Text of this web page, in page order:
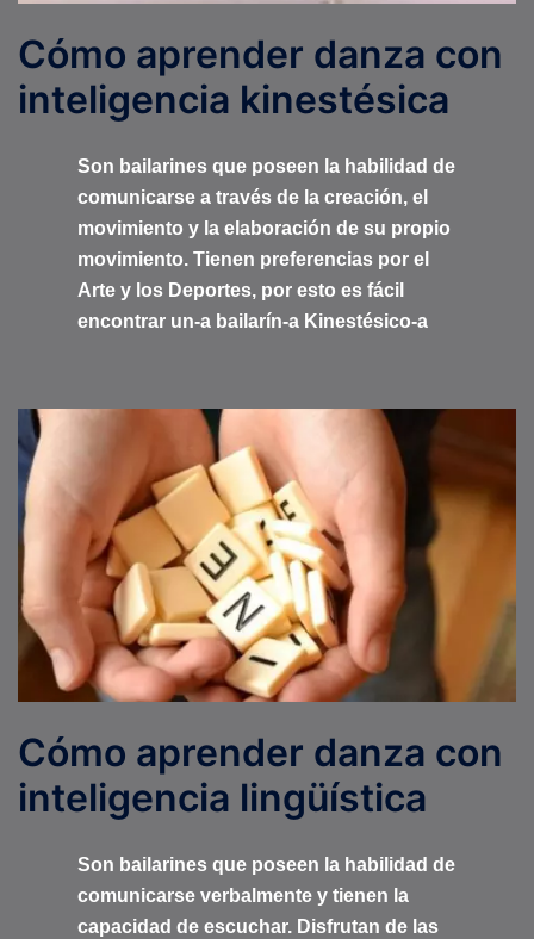
Cómo aprender danza con
inteligencia kinestésica
Son bailarines que poseen la habilidad de
comunicarse a través de la creación, el
movimiento y la elaboración de su propio
movimiento. Tienen preferencias por el
Arte y los Deportes, por esto es fácil
encontrar un-a bailarín-a Kinestésico-a
Cómo aprender danza con
inteligencia lingüística
Son bailarines que poseen la habilidad de
comunicarse verbalmente y tienen la
capacidad de escuchar. Disfrutan de las